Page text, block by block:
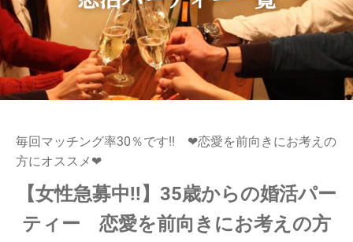
毎回マッチング率30％です!! ❤恋愛を前向きにお考えの
方にオススメ❤
【女性急募中!!】35歳からの婚活パー
ティー 恋愛を前向きにお考えの方